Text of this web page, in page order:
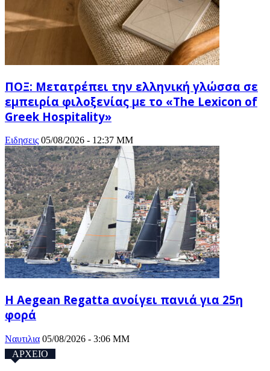
ΠΟΞ: Μετατρέπει την ελληνική γλώσσα σε
εμπειρία φιλοξενίας με το «The Lexicon of
Greek Hospitality»
Ειδησεις 05/08/2026 - 12:37 ΜΜ
Η Aegean Regatta ανοίγει πανιά για 25η
φορά
Ναυτιλια 05/08/2026 - 3:06 ΜΜ
ΑΡΧΕΙΟ